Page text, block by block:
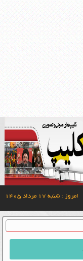
امروز : شنبه ۱۷ مرداد ۱۴۰۵